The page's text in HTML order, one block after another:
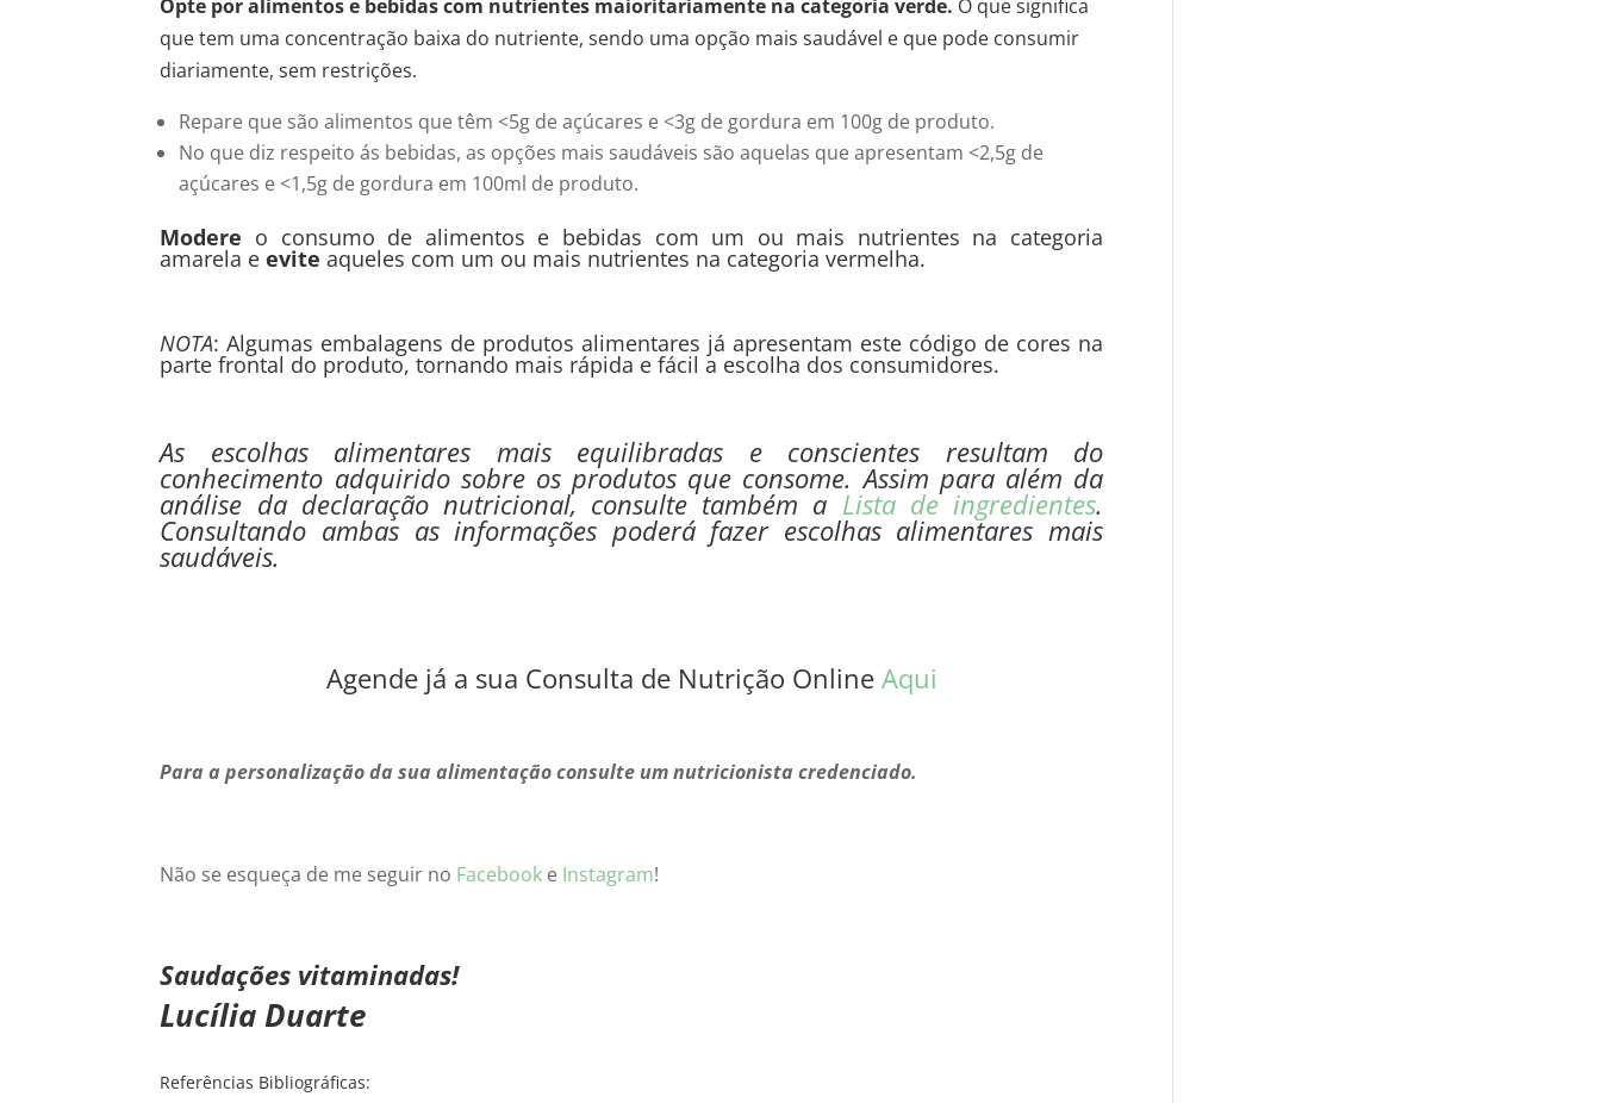
Opte por alimentos e bebidas com nutrientes maioritariamente na categoria verde. O que significa
que tem uma concentração baixa do nutriente, sendo uma opção mais saudável e que pode consumir
diariamente, sem restrições.
Repare que são alimentos que têm <5g de açúcares e <3g de gordura em 100g de produto.
No que diz respeito ás bebidas, as opções mais saudáveis são aquelas que apresentam <2,5g de
açúcares e <1,5g de gordura em 100ml de produto.
Modere o consumo de alimentos e bebidas com um ou mais nutrientes na categoria
amarela eevite aqueles com um ou mais nutrientes na categoria vermelha.
NOTA: Algumas embalagens de produtos alimentares já apresentam este código de cores na
parte frontal do produto, tornando mais rápida e fácil a escolha dos consumidores.
As escolhas alimentares mais equilibradas e conscientes resultam do
conhecimento adquirido sobre os produtos que consome. Assim para além da
análise da declaração nutricional, consulte também a Lista de ingredientes.
Consultando ambas as informações poderá fazer escolhas alimentares mais
saudáveis.
Agende já a sua Consulta de Nutrição Online Aqui
Para a personalização da sua alimentação consulte um nutricionista credenciado.
Não se esqueça de me seguir no Facebook e Instagram!
Saudações vitaminadas!
Lucília Duarte
Referências Bibliográficas: